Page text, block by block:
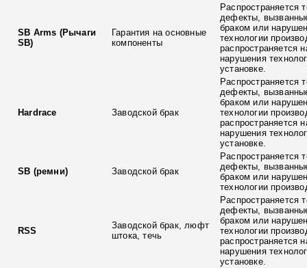
SB Arms (Рычаги
SB)
Гарантия на основные
компоненты
Распространяется
дефекты,
браком или
технологии
распространяется
нарушения
установке.
Hardrace Заводской брак
Распространяется
дефекты,
браком или
технологии
распространяется
нарушения
установке.
SB (ремни) Заводской брак
Распространяется
дефекты,
браком или
технологии
RSS
Заводской брак, люфт
штока, течь
Распространяется
дефекты,
браком или
технологии
распространяется
нарушения
установке.